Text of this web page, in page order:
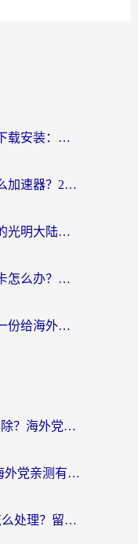
海外崩坏：星穹铁道加速器下载安装：一份给游子的终极网络指南
境外玩航海王热血航线用什么加速器？2026海外玩家实测最优方案（附欧洲问道堡垒前线加速技巧）
在异国他乡，寻找连接故土的光明大陆免费加速器
在海外玩坦克世界闪击战很卡怎么办？老玩家亲测有效的加速器选择指南
欧洲怎么玩新诛仙不卡顿？一份给海外游子的国服游戏畅玩指南
优酷手机app地域限制怎么解除？海外党亲测有效的追剧方案
全民K歌国外如何听原唱？海外党亲测有效的回国加速器选择指南
在海外如果使用交管12123怎么处理？留学生亲测有效的回国加速方案